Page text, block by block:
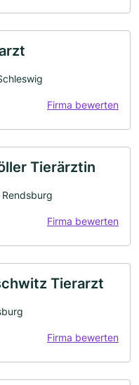
Firma bewerten
Tierärztin
Firma bewerten
Tierarzt
Firma bewerten